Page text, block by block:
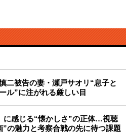
二被告の妻・瀬戸サオリ“息子と
ル”に注がれる厳しい目
に感じる“懐かしさ”の正体…視聴
”の魅力と考察合戦の先に待つ課題